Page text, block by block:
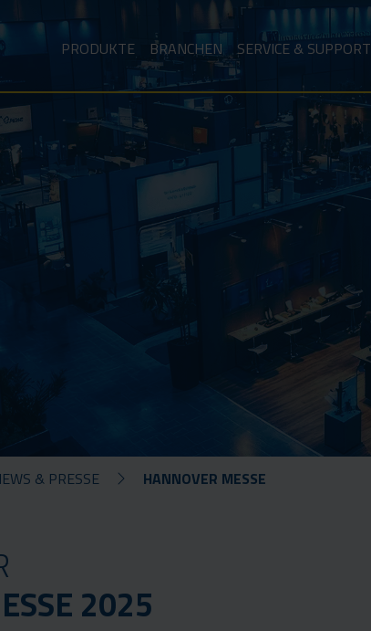
PRODUKTE BRANCHEN SERVICE & SUPPORT
& PRESSE HANNOVER MESSE
2025